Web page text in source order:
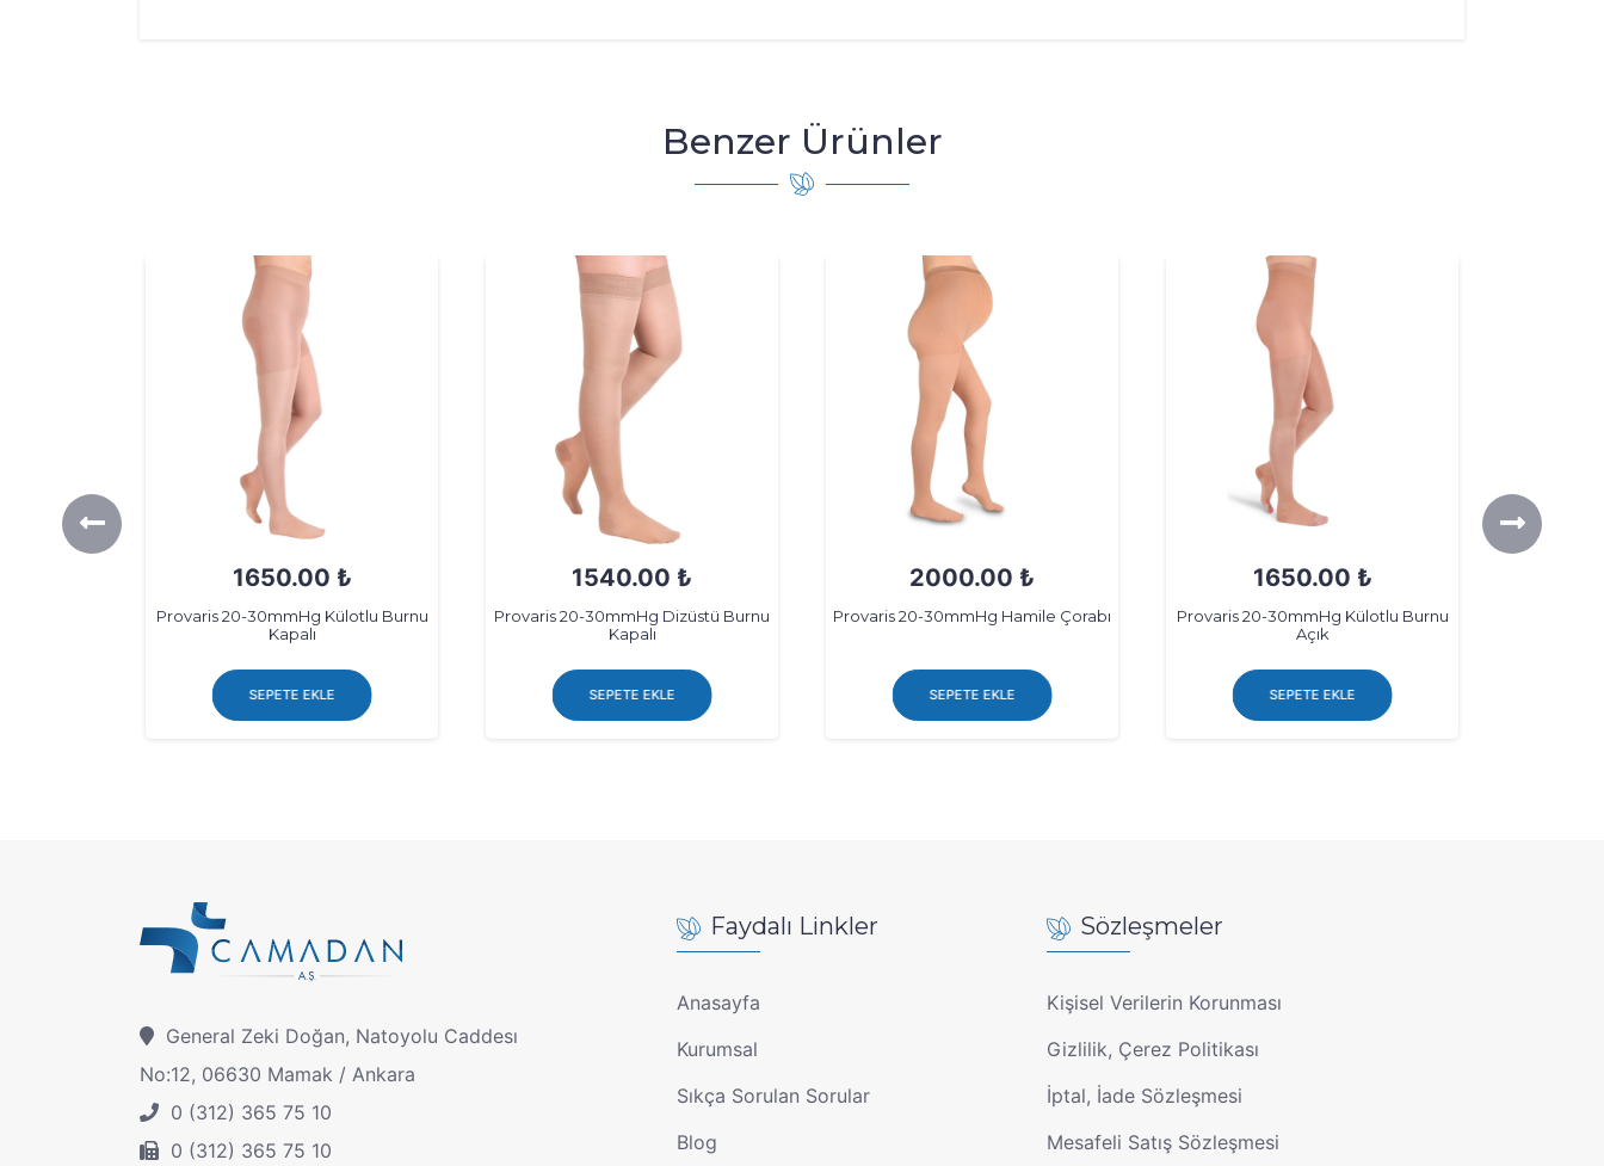
Benzer Ürünler
1650.00 ₺
Provaris 20-30mmHg Külotlu Burnu
Kapalı
SEPETE EKLE
1540.00 ₺
Provaris 20-30mmHg Dizüstü Burnu
Kapalı
SEPETE EKLE
2000.00 ₺
Provaris 20-30mmHg Hamile Çorabı
SEPETE EKLE
1650.00 ₺
Provaris 20-30mmHg Külotlu Burnu
Açık
SEPETE EKLE
General Zeki Doğan, Natoyolu Caddesı
No:12, 06630 Mamak / Ankara
0 (312) 365 75 10
0 (312) 365 75 10
Faydalı Linkler
Anasayfa
Kurumsal
Sıkça Sorulan Sorular
Blog
Sözleşmeler
Kişisel Verilerin Korunması
Gizlilik, Çerez Politikası
İptal, İade Sözleşmesi
Mesafeli Satış Sözleşmesi